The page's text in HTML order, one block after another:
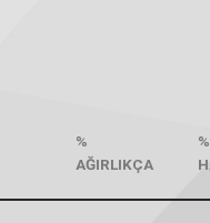
%
AĞIRLIKÇA
%